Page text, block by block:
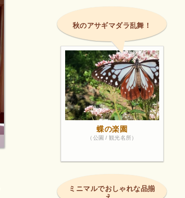
秋のアサギマダラ乱舞！
蝶の楽園
（公園 / 観光名所）
ミニマルでおしゃれな品揃